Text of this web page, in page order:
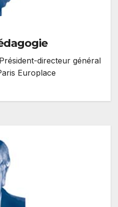
directeur général
Europlace